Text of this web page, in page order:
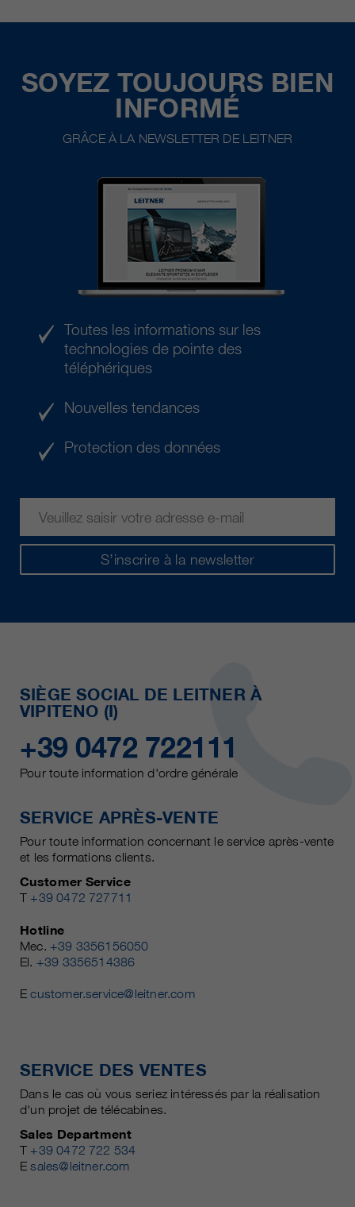
SOYEZ TOUJOURS BIEN
INFORMÉ
GRÂCE À LA NEWSLETTER DE LEITNER
S’inscrire à la newsletter
Toutes les informations sur les
technologies de pointe des
téléphériques
Nouvelles tendances
Protection des données
SIÈGE SOCIAL DE LEITNER À
VIPITENO (I)
+39 0472 722111
Pour toute information d'ordre générale
SERVICE APRÈS-VENTE
Pour toute information concernant le service après-vente
et les formations clients.
Customer Service
T +39 0472 727711
Hotline
Mec. +39 3356156050
El. +39 3356514386
Ecustomer.service@leitner.com
SERVICE DES VENTES
Dans le cas où vous seriez intéressés par la réalisation
d'un projet de télécabines.
Sales Department
T +39 0472 722 534
Esales@leitner.com